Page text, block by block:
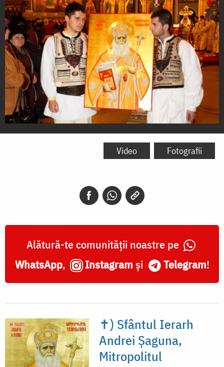
Proclamarea
Mitropolitul
Video Fotografii
Alătură-te comunității noastre pe
WhatsApp, Instagram și Telegram!
✝) Sfântul Ierarh
Andrei Șaguna,
Mitropolitul